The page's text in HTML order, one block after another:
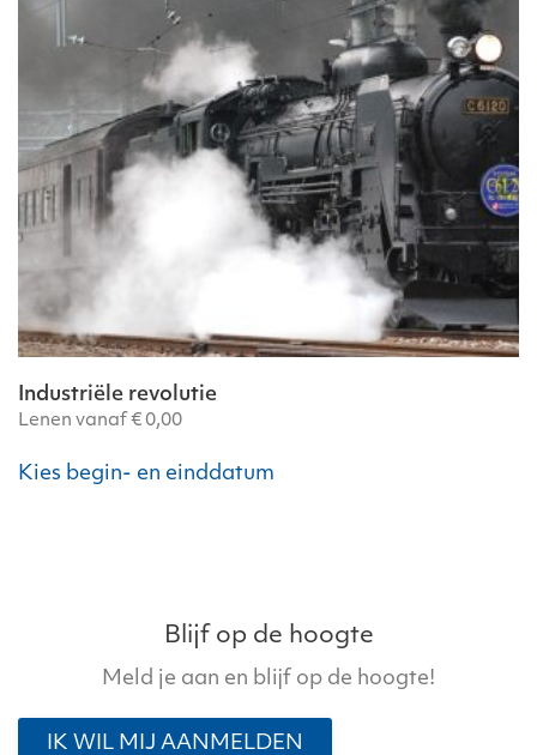
Industriële revolutie
Lenen vanaf € 0,00
Kies begin- en einddatum
Blijf op de hoogte
Meld je aan en blijf op de hoogte!
IK WIL MIJ AANMELDEN